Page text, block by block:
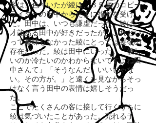
客は、色々いたが綾は、３５歳のコピー
ライターの田中からたまに指名を受け
た。田中は、いつも謙虚だった。綾は、
才能ある田中が好きだったが、これとい
って趣味もなかった綾にとっては畏敬の
存在だった。綾は田中にいった。「優し
いのか冷たいのかわからないですよね田
中さんて」「そうなんだ。いいじゃな
い。その方が。」と遠くを見ながらそっ
けなく言う田中の表情は嬉しそうだっ
た。
ここでたくさんの客に接して行くうちに
綾は気づいたことがあった。売れる子